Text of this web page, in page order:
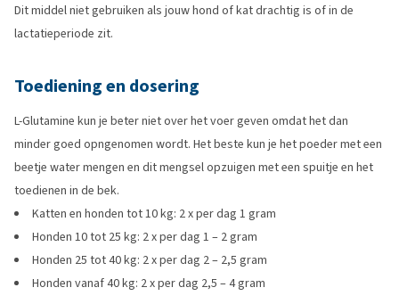
Dit middel niet gebruiken als jouw hond of kat drachtig is of in de
lactatieperiode zit.
Toediening en dosering
L-Glutamine kun je beter niet over het voer geven omdat het dan
minder goed opngenomen wordt. Het beste kun je het poeder met een
beetje water mengen en dit mengsel opzuigen met een spuitje en het
toedienen in de bek.
Katten en honden tot 10 kg: 2 x per dag 1 gram
Honden 10 tot 25 kg: 2 x per dag 1 – 2 gram
Honden 25 tot 40 kg: 2 x per dag 2 – 2,5 gram
Honden vanaf 40 kg: 2 x per dag 2,5 – 4 gram